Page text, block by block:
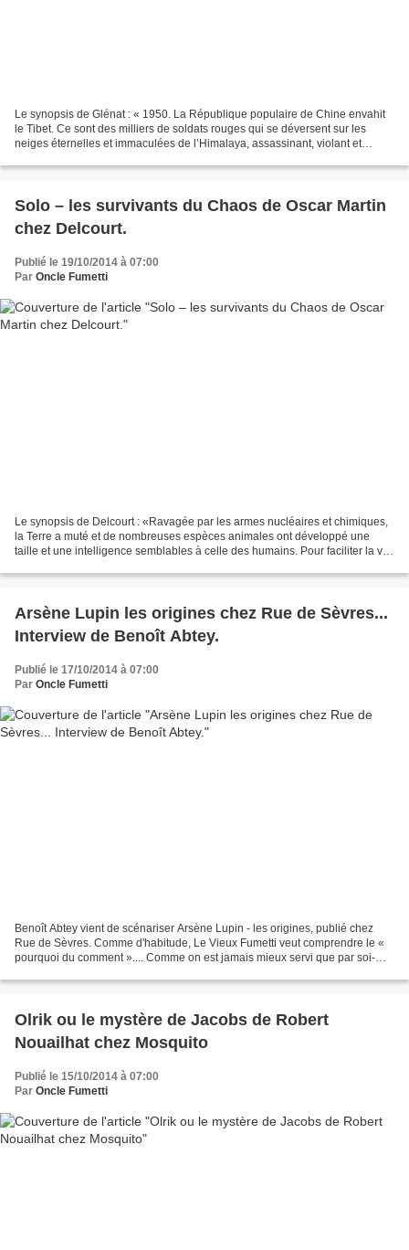
Le synopsis de Glénat : « 1950. La République populaire de Chine envahit
le Tibet. Ce sont des milliers de soldats rouges qui se déversent sur les
neiges éternelles et immaculées de l’Himalaya, assassinant, violant et
Solo – les survivants du Chaos de Oscar Martin
chez Delcourt.
Publié le 19/10/2014 à 07:00
Par Oncle Fumetti
Le synopsis de Delcourt : «Ravagée par les armes nucléaires et chimiques,
la Terre a muté et de nombreuses espèces animales ont développé une
taille et une intelligence semblables à celle des humains. Pour faciliter la vie
Arsène Lupin les origines chez Rue de Sèvres...
Interview de Benoît Abtey.
Publié le 17/10/2014 à 07:00
Par Oncle Fumetti
Benoît Abtey vient de scénariser Arsène Lupin - les origines, publié chez
Rue de Sèvres. Comme d'habitude, Le Vieux Fumetti veut comprendre le «
pourquoi du comment ».... Comme on est jamais mieux servi que par soi-
Olrik ou le mystère de Jacobs de Robert
Nouailhat chez Mosquito
Publié le 15/10/2014 à 07:00
Par Oncle Fumetti